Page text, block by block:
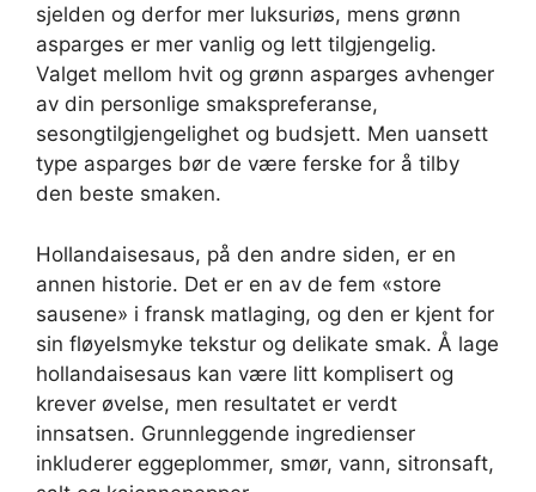
sjelden og derfor mer luksuriøs, mens grønn
asparges er mer vanlig og lett tilgjengelig.
Valget mellom hvit og grønn asparges avhenger
av din personlige smakspreferanse,
sesongtilgjengelighet og budsjett. Men uansett
type asparges bør de være ferske for å tilby
den beste smaken.
Hollandaisesaus, på den andre siden, er en
annen historie. Det er en av de fem «store
sausene» i fransk matlaging, og den er kjent for
sin fløyelsmyke tekstur og delikate smak. Å lage
hollandaisesaus kan være litt komplisert og
krever øvelse, men resultatet er verdt
innsatsen. Grunnleggende ingredienser
inkluderer eggeplommer, smør, vann, sitronsaft,